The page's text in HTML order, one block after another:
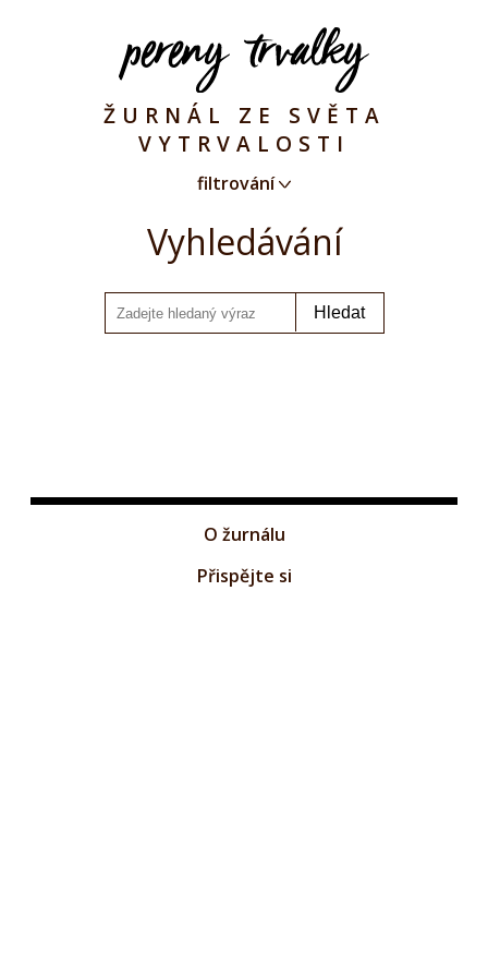
filtrování
ŽURNÁL ZE SVĚTA
VYTRVALOSTI
Vyhledávání
O žurnálu
Přispějte si